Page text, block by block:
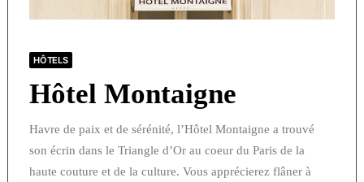
HÔTELS
Hôtel Montaigne
Havre de paix et de sérénité, l’Hôtel Montaigne a trouvé
son écrin dans le Triangle d’Or au coeur du Paris de la
haute couture et de la culture. Vous apprécierez flâner à